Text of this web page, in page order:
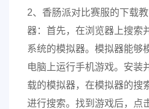
2、香肠派对比赛服的下载
器：首先，在浏览器上搜索
系统的模拟器。模拟器能够
电脑上运行手机游戏。安装
载的模拟器，在模拟器的搜
进行搜索。找到游戏后，点